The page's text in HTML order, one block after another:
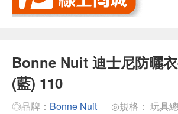
Bonne Nuit 迪士尼防曬
(藍) 110
◎品牌： Bonne Nuit
◎規格： 玩具